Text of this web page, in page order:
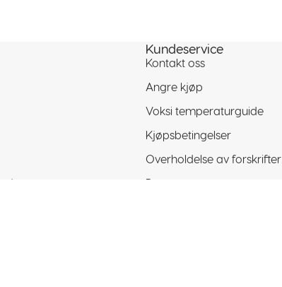
Kundeservice
Kontakt oss
Angre kjøp
Voksi temperaturguide
Kjøpsbetingelser
Overholdelse av forskrifter
Personvern